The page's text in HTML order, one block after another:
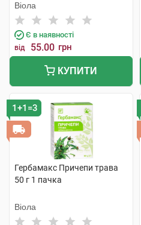
Віола
Є в наявності
від 55.00 грн
КУПИТИ
1+1=3
Гербамакс Причепи трава
50 г 1 пачка
Віола